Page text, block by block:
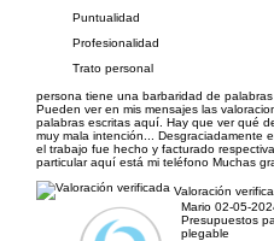
Puntualidad
Profesionalidad
Trato personal
persona tiene una barbaridad de
Pueden ver en mis mensajes las
palabras escritas aquí. Hay que ver qué
muy mala intención... Desgraciadamente
el trabajo fue hecho y facturado
particular aquí está mi teléfono Muchas
Valoración
Mario 02-05-
Presupuestos
plegable